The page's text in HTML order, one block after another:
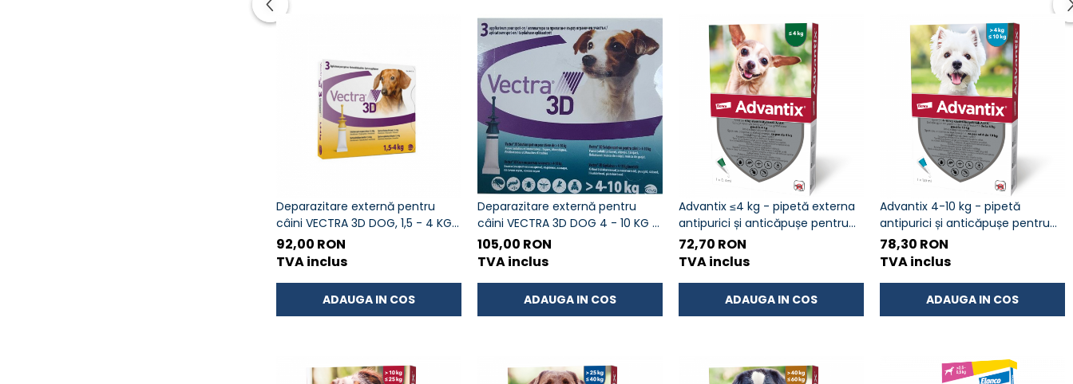
Deparazitare externă pentru
câini VECTRA 3D DOG, 1,5 - 4 KG -
set 3 pipete
92,00 RON
TVA inclus
ADAUGA IN COS
Deparazitare externă pentru
câini VECTRA 3D DOG 4 - 10 KG -
set 3 pipete
105,00 RON
TVA inclus
ADAUGA IN COS
Advantix ≤4 kg - pipetă externa
antipurici și anticăpușe pentru
caini
72,70 RON
TVA inclus
ADAUGA IN COS
Advantix 4-10 kg - pipetă
antipurici și anticăpușe pentru
caini
78,30 RON
TVA inclus
ADAUGA IN COS